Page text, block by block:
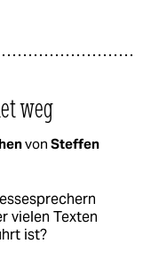
weg
von Steffen
vielen Texten
ist?